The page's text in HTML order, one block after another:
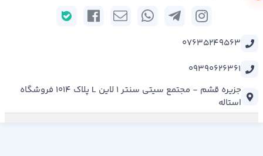
07635249563
09390626361
جزیره قشم - مجتمع سیتی سنتر 1 لاین L پلاک 1014 فروشگاه
استاله